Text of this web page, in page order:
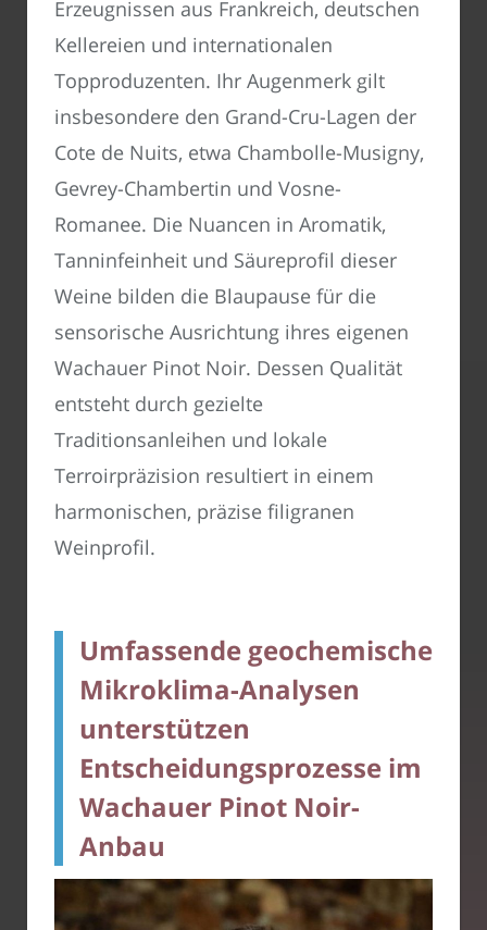
Erzeugnissen aus Frankreich, deutschen
Kellereien und internationalen
Topproduzenten. Ihr Augenmerk gilt
insbesondere den Grand-Cru-Lagen der
Cote de Nuits, etwa Chambolle-Musigny,
Gevrey-Chambertin und Vosne-
Romanee. Die Nuancen in Aromatik,
Tanninfeinheit und Säureprofil dieser
Weine bilden die Blaupause für die
sensorische Ausrichtung ihres eigenen
Wachauer Pinot Noir. Dessen Qualität
entsteht durch gezielte
Traditionsanleihen und lokale
Terroirpräzision resultiert in einem
harmonischen, präzise filigranen
Weinprofil.
Umfassende geochemische
Mikroklima-Analysen
unterstützen
Entscheidungsprozesse im
Wachauer Pinot Noir-
Anbau